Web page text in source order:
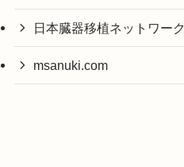
日本臓器移植ネットワーク
msanuki.com